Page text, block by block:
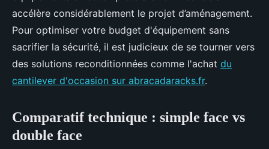
accélère considérablement le projet d’aménagement.
Pour optimiser votre budget d'équipement sans
sacrifier la sécurité, il est judicieux de se tourner vers
des solutions reconditionnées comme l'achat du
cantilever d'occasion sur abracadaracks.fr.
Comparatif technique : simple face vs
double face